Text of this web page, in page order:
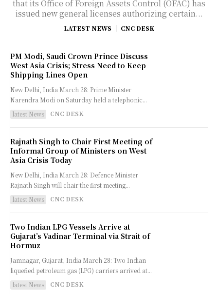
that its Office of Foreign Assets Control (OFAC) has
issued new general licenses authorizing certain...
LATEST NEWS CNC DESK
PM Modi, Saudi Crown Prince Discuss
West Asia Crisis; Stress Need to Keep
Shipping Lines Open
New Delhi, India March 28: Prime Minister
Narendra Modi on Saturday held a telephonic...
latest News
CNC DESK
Rajnath Singh to Chair First Meeting of
Informal Group of Ministers on West
Asia Crisis Today
New Delhi, India March 28: Defence Minister
Rajnath Singh will chair the first meeting...
latest News
CNC DESK
Two Indian LPG Vessels Arrive at
Gujarat’s Vadinar Terminal via Strait of
Hormuz
Jamnagar, Gujarat, India March 28: Two Indian
liquefied petroleum gas (LPG) carriers arrived at...
latest News
CNC DESK